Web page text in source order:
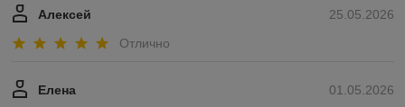
25.05.2026
Алексей
Отлично
01.05.2026
Елена